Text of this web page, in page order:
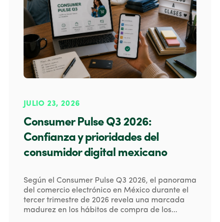
JULIO 23, 2026
Consumer Pulse Q3 2026:
Confianza y prioridades del
consumidor digital mexicano
Según el Consumer Pulse Q3 2026, el panorama
del comercio electrónico en México durante el
tercer trimestre de 2026 revela una marcada
madurez en los hábitos de compra de los...